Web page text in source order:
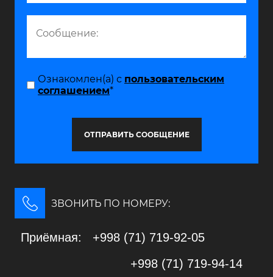
ЗВОНИТЬ ПО НОМЕРУ:
Приёмная: +998 (71) 719-92-05
+998 (71) 719-94-14
Ознакомлен(а) с пользовательским
соглашением*
ОТПРАВИТЬ СООБЩЕНИЕ